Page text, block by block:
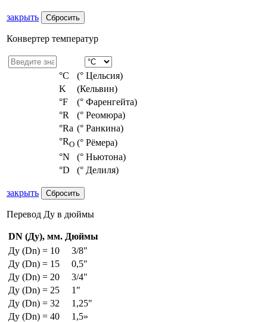
закрыть
Конвертер температур
°С
(° Цельсия)
K
(Кельвин)
°F
(° Фаренгейта)
°R
(° Реомюра)
°Ra (° Ранкина)
°RO (° Рёмера)
°N
(° Ньютона)
°D
(° Делиля)
закрыть
Перевод Ду в дюймы
DN (Ду), мм. Дюймы
Ду (Dn) = 10
3/8"
Ду (Dn) = 15
0,5"
Ду (Dn) = 20
3/4"
Ду (Dn) = 25
1"
Ду (Dn) = 32
1,25"
Ду (Dn) = 40
1,5»